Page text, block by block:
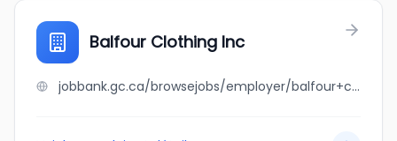
Balfour Clothing Inc
jobbank.gc.ca/browsejobs/employer/balfour+clothing+inc/ca